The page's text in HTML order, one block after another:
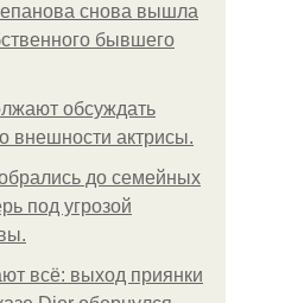
снова вышла
бывшего
обсуждать
внешности актрисы.
до семейных
под угрозой
всё: выход приянки